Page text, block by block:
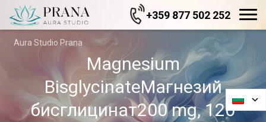
+359 877 502 252
Aura Studio Prana
Magnesium
BisglycinateМагнезий
бисглицинат200 mg, 120